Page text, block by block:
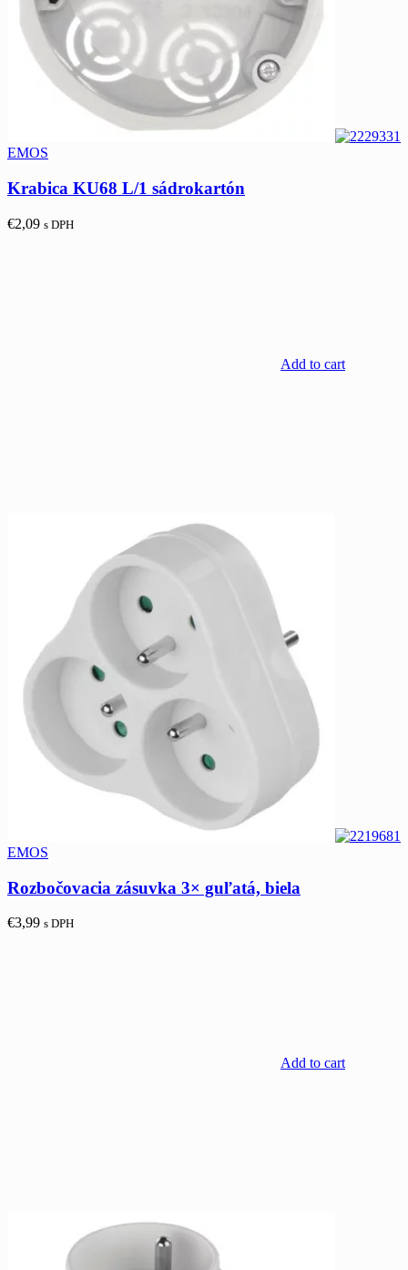
EMOS
Krabica KU68 L/1 sádrokartón
€2,09 s DPH
Add to cart
EMOS
Rozbočovacia zásuvka 3× guľatá, biela
€3,99 s DPH
Add to cart